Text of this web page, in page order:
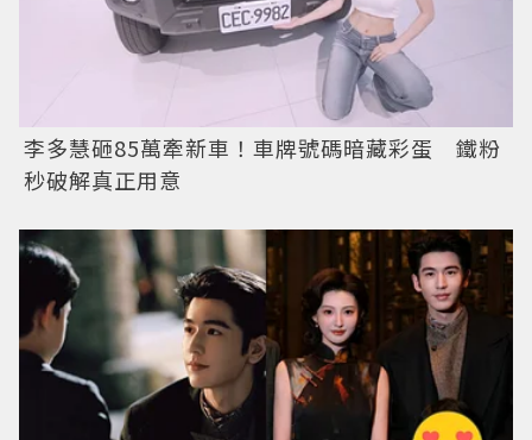
李多慧砸85萬牽新車！車牌號碼暗藏彩蛋 鐵粉
秒破解真正用意